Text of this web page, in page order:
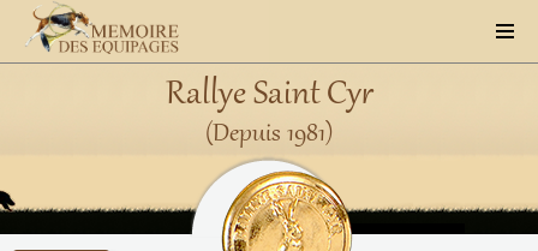
Rallye Saint Cyr
(Depuis 1981)